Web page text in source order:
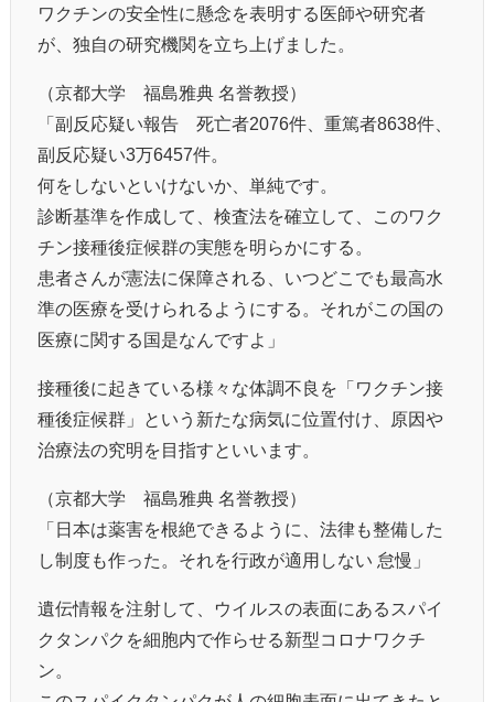
ワクチンの安全性に懸念を表明する医師や研究者
が、独自の研究機関を立ち上げました。
（京都大学 福島雅典 名誉教授）
「副反応疑い報告 死亡者2076件、重篤者8638件、
副反応疑い3万6457件。
何をしないといけないか、単純です。
診断基準を作成して、検査法を確立して、このワク
チン接種後症候群の実態を明らかにする。
患者さんが憲法に保障される、いつどこでも最高水
準の医療を受けられるようにする。それがこの国の
医療に関する国是なんですよ」
接種後に起きている様々な体調不良を「ワクチン接
種後症候群」という新たな病気に位置付け、原因や
治療法の究明を目指すといいます。
（京都大学 福島雅典 名誉教授）
「日本は薬害を根絶できるように、法律も整備した
し制度も作った。それを行政が適用しない 怠慢」
遺伝情報を注射して、ウイルスの表面にあるスパイ
クタンパクを細胞内で作らせる新型コロナワクチ
ン。